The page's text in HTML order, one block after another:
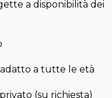
a disponibilità dei
adatto a tutte le età
(su richiesta)